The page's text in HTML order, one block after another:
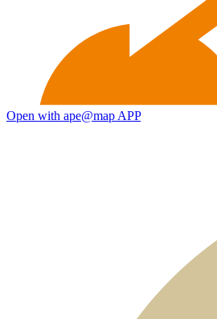
Open with ape@map APP